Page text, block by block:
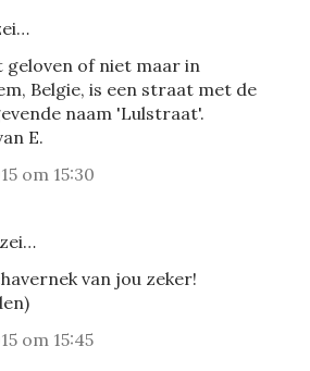
geloven of niet maar in
Belgie, is een straat met de
naam 'Lulstraat'.
E.
om 15:30
van jou zeker!
om 15:45